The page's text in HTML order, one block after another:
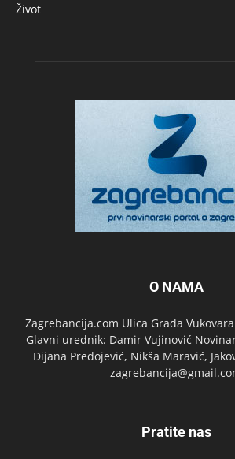
Život
O NAMA
Zagrebancija.com Ulica Grada
Glavni urednik: Damir Vujinović
Dijana Predojević, Nikša Maravić,
Pratite nas